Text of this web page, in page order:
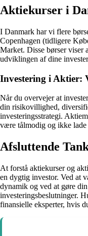
Aktiekurser i
I Danmark har vi flere
Copenhagen (tidligere
Market. Disse børser viser
udviklingen af dine
Investering i Aktier:
Når du overvejer at
din risikovillighed,
investeringsstrategi.
være tålmodig og ikke
Afsluttende
At forstå aktiekurser og
en dygtig investor. Ved at
dynamik og ved at gøre
investeringsbeslutninger.
finansielle eksperter, hvis